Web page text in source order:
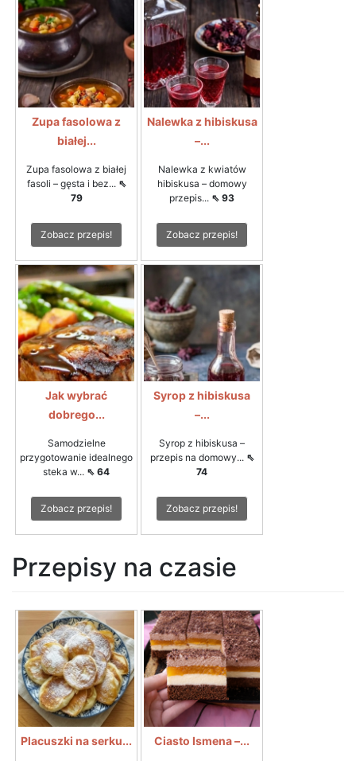
Zupa fasolowa z
białej...
Zupa fasolowa z białej
fasoli – gęsta i bez... ⇖
79
Zobacz przepis!
Nalewka z hibiskusa
–...
Nalewka z kwiatów
hibiskusa – domowy
przepis... ⇖ 93
Zobacz przepis!
Jak wybrać
dobrego...
Samodzielne
przygotowanie idealnego
steka w... ⇖ 64
Zobacz przepis!
Syrop z hibiskusa
–...
Syrop z hibiskusa –
przepis na domowy... ⇖
74
Zobacz przepis!
Przepisy na czasie
Placuszki na serku... Ciasto Ismena –...